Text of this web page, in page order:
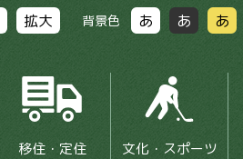
拡大 背景色 あ あ あ
移住・定住 文化・スポーツ